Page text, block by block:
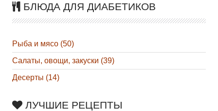
БЛЮДА ДЛЯ ДИАБЕТИКОВ
Рыба и мясо (50)
Салаты, овощи, закуски (39)
Десерты (14)
ЛУЧШИЕ РЕЦЕПТЫ